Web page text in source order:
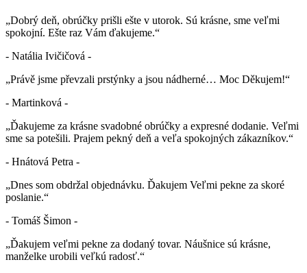
„Dobrý deň, obrúčky prišli ešte v utorok. Sú krásne, sme veľmi
spokojní. Ešte raz Vám ďakujeme.“
- Natália Ivičičová -
„Právě jsme převzali prstýnky a jsou nádherné… Moc Děkujem!“
- Martinková -
„Ďakujeme za krásne svadobné obrúčky a expresné dodanie. Veľmi
sme sa potešili. Prajem pekný deň a veľa spokojných zákazníkov.“
- Hnátová Petra -
„Dnes som obdržal objednávku. Ďakujem Veľmi pekne za skoré
poslanie.“
- Tomáš Šimon -
„Ďakujem veľmi pekne za dodaný tovar. Náušnice sú krásne,
manželke urobili veľkú radosť.“